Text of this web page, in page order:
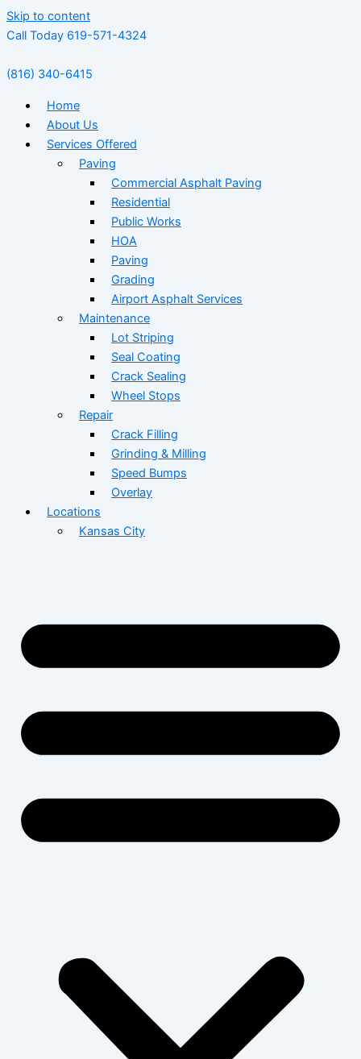
Skip to content
Call Today 619-571-4324
(816) 340-6415
Home
About Us
Services Offered
Paving
Commercial Asphalt Paving
Residential
Public Works
HOA
Paving
Grading
Airport Asphalt Services
Maintenance
Lot Striping
Seal Coating
Crack Sealing
Wheel Stops
Repair
Crack Filling
Grinding & Milling
Speed Bumps
Overlay
Locations
Kansas City